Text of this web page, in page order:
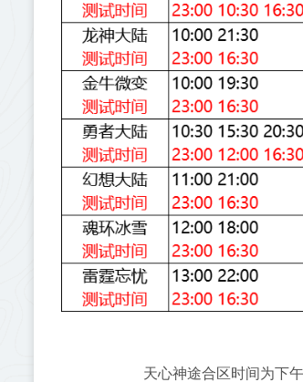
天心神途合区时间为下